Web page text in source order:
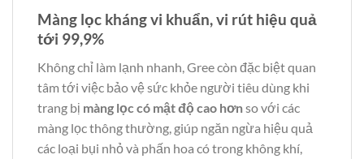
Màng lọc kháng vi khuẩn, vi rút hiệu quả
tới 99,9%
Không chỉ làm lạnh nhanh, Gree còn đặc biệt quan
tâm tới việc bảo vệ sức khỏe người tiêu dùng khi
trang bị màng lọc có mật độ cao hơnso với các
màng lọc thông thường, giúp ngăn ngừa hiệu quả
các loại bụi nhỏ và phấn hoa có trong không khí,